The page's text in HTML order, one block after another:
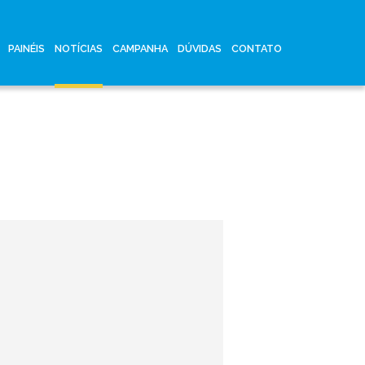
PAINÉIS NOTÍCIAS CAMPANHA DÚVIDAS CONTATO